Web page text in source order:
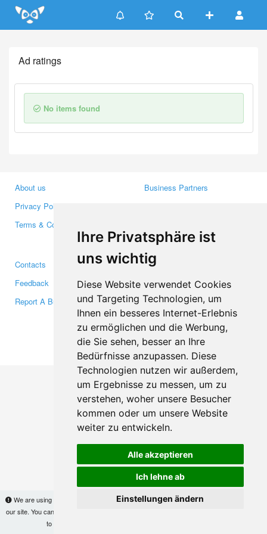
Ihre Privatsphäre ist
uns wichtig
Diese Website verwendet Cookies
und Targeting Technologien, um
Ihnen ein besseres Internet-Erlebnis
zu ermöglichen und die Werbung,
die Sie sehen, besser an Ihre
Bedürfnisse anzupassen. Diese
Technologien nutzen wir außerdem,
um Ergebnisse zu messen, um zu
verstehen, woher unsere Besucher
kommen oder um unsere Website
weiter zu entwickeln.
Alle akzeptieren
Ich lehne ab
Einstellungen ändern
Update cookies preferences
We are using cookies to provide statistics that help us give you the best experience of
our site. You can find out more
to use the site without changes, you are agreeing to it.
Ad ratings
No items found
About us
Privacy Policy
Terms & Conditions
Business Partners
Media
Contacts
Feedback
Report A Bug
Facebook
Twitter
YouTube
Google+
Makis© Copyright 2026